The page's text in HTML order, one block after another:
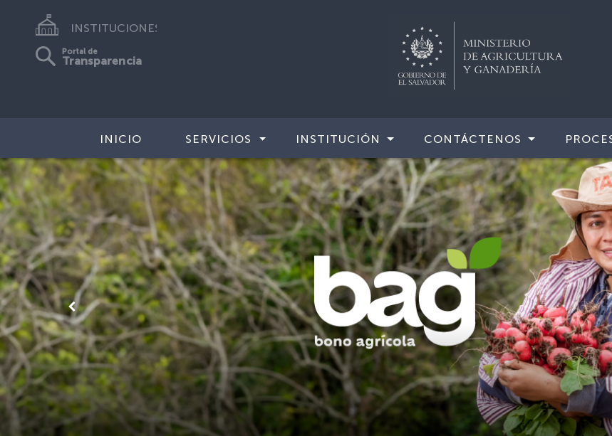
INSTITUCIONES
Portal de
Transparencia
INICIO SERVICIOS INSTITUCIÓN CONTÁCTENOS
Anterior